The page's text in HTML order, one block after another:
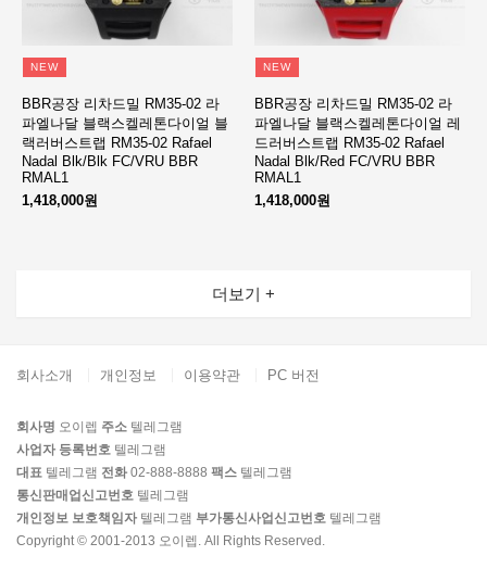
NEW
BBR공장 리차드밀 RM35-02 라
파엘나달 블랙스켈레톤다이얼 블
랙러버스트랩 RM35-02 Rafael
Nadal Blk/Blk FC/VRU BBR
RMAL1
1,418,000원
NEW
BBR공장 리차드밀 RM35-02 라
파엘나달 블랙스켈레톤다이얼 레
드러버스트랩 RM35-02 Rafael
Nadal Blk/Red FC/VRU BBR
RMAL1
1,418,000원
더보기 +
회사소개 개인정보 이용약관 PC 버전
회사명 오이렙 주소 텔레그램
사업자 등록번호 텔레그램
대표 텔레그램 전화 02-888-8888 팩스 텔레그램
통신판매업신고번호 텔레그램
개인정보 보호책임자 텔레그램 부가통신사업신고번호 텔레그램
Copyright © 2001-2013 오이렙. All Rights Reserved.